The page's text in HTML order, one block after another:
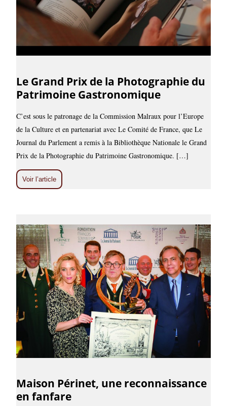
Le Grand Prix de la Photographie du
Patrimoine Gastronomique
C’est sous le patronage de la Commission Malraux pour l’Europe
de la Culture et en partenariat avec Le Comité de France, que Le
Journal du Parlement a remis à la Bibliothèque Nationale le Grand
Prix de la Photographie du Patrimoine Gastronomique. […]
Voir l’article
Maison Périnet, une reconnaissance
en fanfare